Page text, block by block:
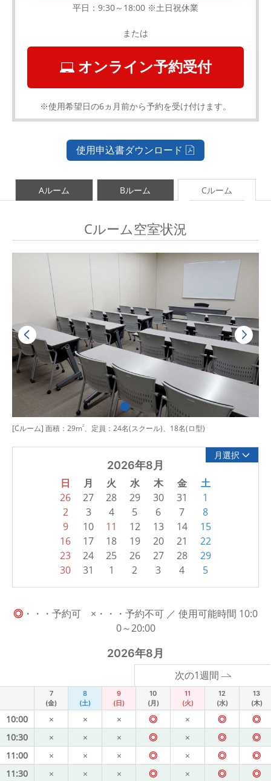
平日：9:30～18:00 ※土日祝休業
または
オンライン予約受付
※使用希望日の6ヵ月前から予約を受け付けます。
使用申込書ダウンロード
Aルーム Bルーム Cルーム
Cルーム空室状況
[Cルーム] 面積：29m2、定員：24名(スクール)、18名(ロ型)
月選択
2026年8月
日 月 火 水 木 金 土
26 27 28 29 30 31
1
2
3 4 5 6 7
8
9
10 11 12 13 14
15
16
17 18 19 20 21
22
23
24 25 26 27 28
29
30
31 1 2 3 4 5
◎ ・・・予約可 ×・・・予約不可 ／ 使用可能時間 10:0
0～20:00
2026年8月
次の1週間
7
(金)
8
(土)
9
(日)
10
(月)
11
(火)
12
(水)
13
(木)
10:00 × × × ◎ × ◎
◎
10:30
× × × ◎ × ◎
◎
11:00
× × × ◎ × ◎
◎
11:30
× × × ◎ × ◎
◎